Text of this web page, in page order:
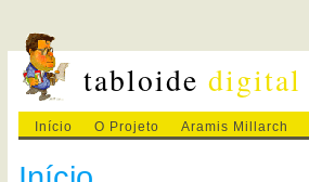
tabloidedigital
Início O Projeto Aramis Millarch